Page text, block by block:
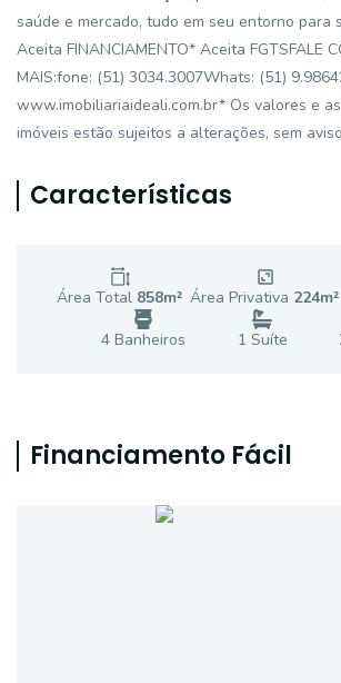
saúde e mercado, tudo em seu entorno para
Aceita FINANCIAMENTO* Aceita FGTSFALE
MAIS:fone: (51) 3034.3007Whats: (51)
www.imobiliariaideali.com.br* Os valores e
imóveis estão sujeitos a alterações, sem
Características
Área Total 858m² Área Privativa 224m²
4 Banheiros 1 Suíte
Financiamento Fácil